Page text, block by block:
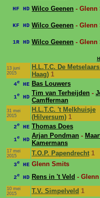
HF HD Wilco Geenen - Glenn
KF HD Wilco Geenen - Glenn
1R HD Wilco Geenen - Glenn
13 juni
2015
H.L.T.C. De
Haag) 1
4e HE Bas Louwers
1e HD
Tim van Terheijden -
Camfferman
31 mei
2015
H.L.T.C. 't Melkhuisje
(Hilversum) 1
2e HE Thomas Does
1e HD
Arjan Pondman -
Kamermans
17 mei
2015
T.O.P. Papendrecht 1
3e HE Glenn Smits
2e HD Rens in 't Veld -
10 mei
2015
T.V. Simpelveld 1